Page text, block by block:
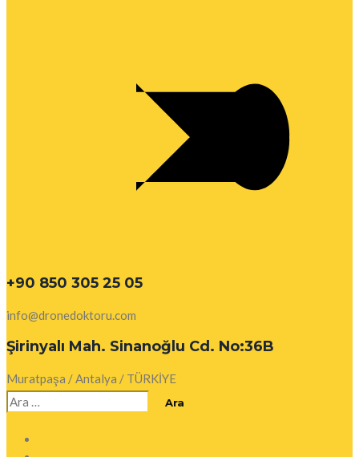
+90 850 305 25 05
info@dronedoktoru.com
Şirinyalı Mah. Sinanoğlu Cd. No:36B
Muratpaşa / Antalya / TÜRKİYE
Arama: